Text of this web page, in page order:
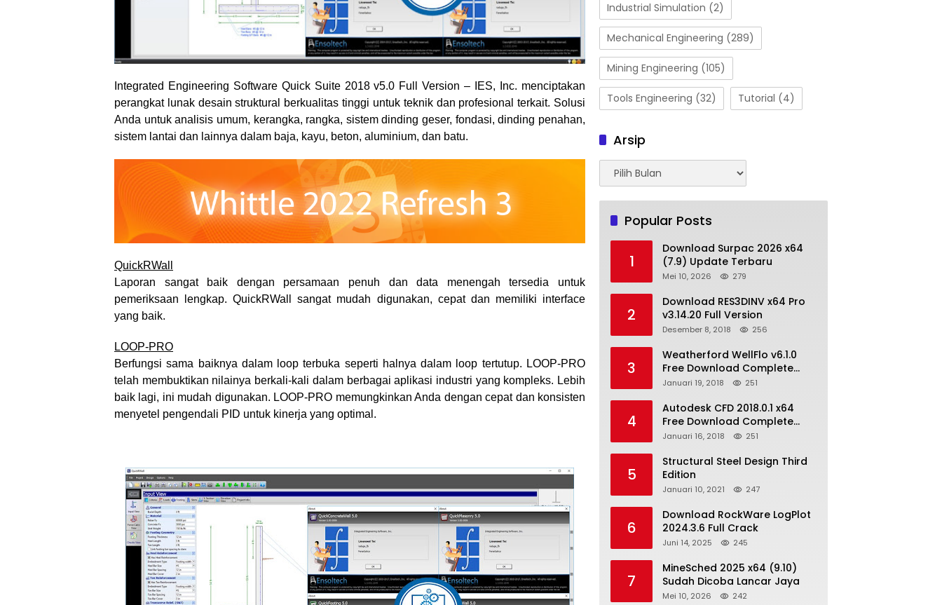
Integrated Engineering Software Quick Suite 2018 v5.0 Full Version –
IES, Inc. menciptakan
perangkat lunak desain struktural berkualitas tinggi untuk teknik dan profesional terkait. Solusi
Anda untuk analisis umum, kerangka, rangka, sistem dinding geser, fondasi, dinding penahan,
sistem lantai dan lainnya dalam baja, kayu, beton, aluminium, dan batu.
QuickRWall
Laporan sangat baik dengan persamaan penuh dan data menengah tersedia untuk
pemeriksaan lengkap. QuickRWall sangat mudah digunakan, cepat dan memiliki interface
yang baik.
LOOP-PRO
Berfungsi sama baiknya dalam loop terbuka seperti halnya dalam loop tertutup. LOOP-PRO
telah membuktikan nilainya berkali-kali dalam berbagai aplikasi industri yang kompleks. Lebih
baik lagi, ini mudah digunakan. LOOP-PRO memungkinkan Anda dengan cepat dan konsisten
menyetel pengendali PID untuk kinerja yang optimal.
Industrial Simulation (2)
Mechanical Engineering (289)
Mining Engineering (105)
Tools Engineering (32) Tutorial (4)
Arsip
Arsip
Popular Posts
1
Download Surpac 2026 x64
(7.9) Update Terbaru
Mei 10, 2026 279
2
Download RES3DINV x64 Pro
v3.14.20 Full Version
Desember 8, 2018 256
3
Weatherford WellFlo v6.1.0
Free Download Complete
License
Januari 19, 2018 251
4
Autodesk CFD 2018.0.1 x64
Free Download Complete
With Keygen
Januari 16, 2018 251
5
Structural Steel Design Third
Edition
Januari 10, 2021 247
6
Download RockWare LogPlot
2024.3.6 Full Crack
Juni 14, 2025 245
7
MineSched 2025 x64 (9.10)
Sudah Dicoba Lancar Jaya
Mei 10, 2026 242